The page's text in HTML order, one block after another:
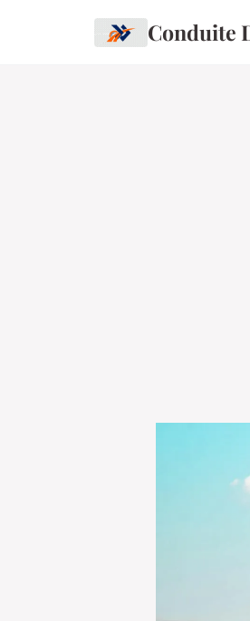
Conduite